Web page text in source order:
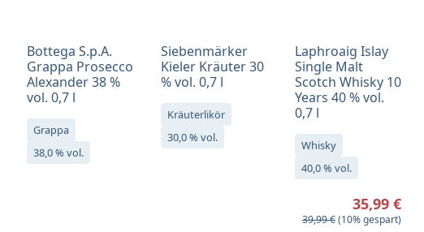
Bottega S.p.A.
Grappa Prosecco
Alexander 38 %
vol. 0,7 l
Grappa
38,0 % vol.
Siebenmärker
Kieler Kräuter 30
% vol. 0,7 l
Kräuterlikör
30,0 % vol.
Laphroaig Islay
Single Malt
Scotch Whisky 10
Years 40 % vol.
0,7 l
Whisky
40,0 % vol.
Verkaufspreis:
35,99 €
Regulärer Preis:
39,99 €(10% gespart)